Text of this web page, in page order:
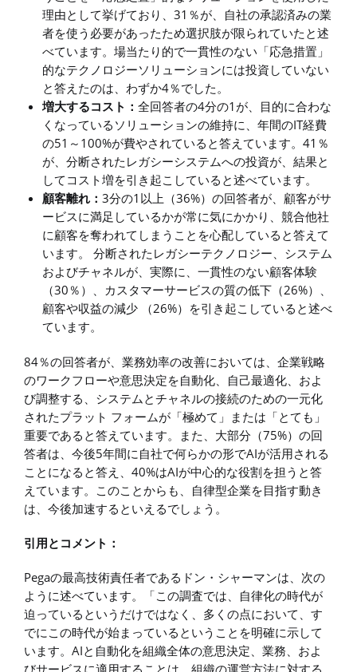
理由として挙げており、31％が、自社の承認済みの業
者を使う必要があったため選択肢が限られていたと述
べています。場当たり的で一貫性のない「応急措置」
的なテクノロジーソリューションには投資していない
と答えたのは、わずか4％でした。
増大するコスト：全回答者の4分の1が、目的に合わな
くなっているソリューションの維持に、年間のIT経費
の51～100%が費やされていると答えています。41％
が、分断されたレガシーシステムへの投資が、結果と
してコスト増を引き起こしていると述べています。
顧客離れ：3分の1以上（36%）の回答者が、顧客がサ
ービスに満足しているかが常に気にかかり、競合他社
に顧客を奪われてしまうことを心配していると答えて
います。 分断されたレガシーテクノロジー、システム
およびチャネルが、実際に、一貫性のない顧客体験
（30％）、カスタマーサービスの質の低下（26%）、
顧客や収益の減少 （26%）を引き起こしていると述べ
ています。
84％の回答者が、業務効率の改善においては、企業戦略
のワークフローや意思決定を自動化、自己最適化、およ
び調整する、システムとチャネルの接続のための一元化
されたプラット フォームが「極めて」または「とても」
重要であると答えています。また、大部分（75%）の回
答者は、今後5年間に自社で何らかの形でAIが活用される
ことになると答え、40%はAIが中心的な役割を担うと答
えています。このことからも、自律型企業を目指す動き
は、今後加速するといえるでしょう。
引用とコメント：
Pegaの最高技術責任者であるドン・シャーマンは、次の
ように述べています。「この調査では、自律化の時代が
迫っているというだけではなく、多くの点において、す
でにこの時代が始まっているということを明確に示して
います。AIと自動化を組織全体の意思決定、業務、およ